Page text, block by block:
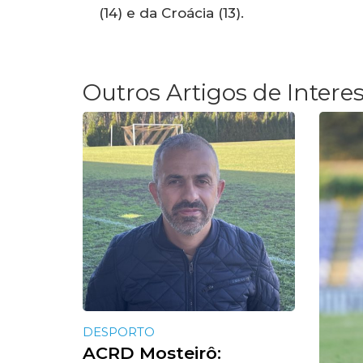
(14) e da Croácia (13).
Outros Artigos de
DESPORTO
ACRD Mosteirô: